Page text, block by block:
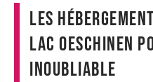
Les
lac Oeschinen
inoubliable